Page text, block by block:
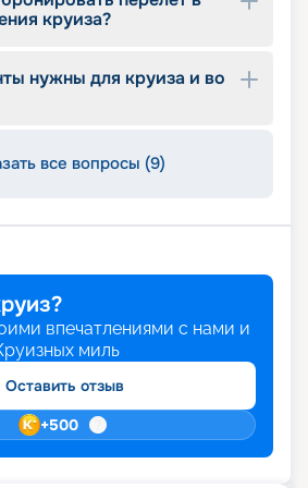
бесплатных услуг,
круиза?
нужны для круиза и во
все вопросы (9)
впечатлениями с нами и
миль
Оставить отзыв
+500